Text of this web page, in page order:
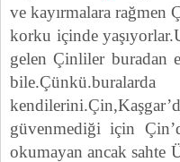
ve kayırmalara
korku içinde
gelen Çinliler buradan
güvenmediği için
okumayan ancak sahte